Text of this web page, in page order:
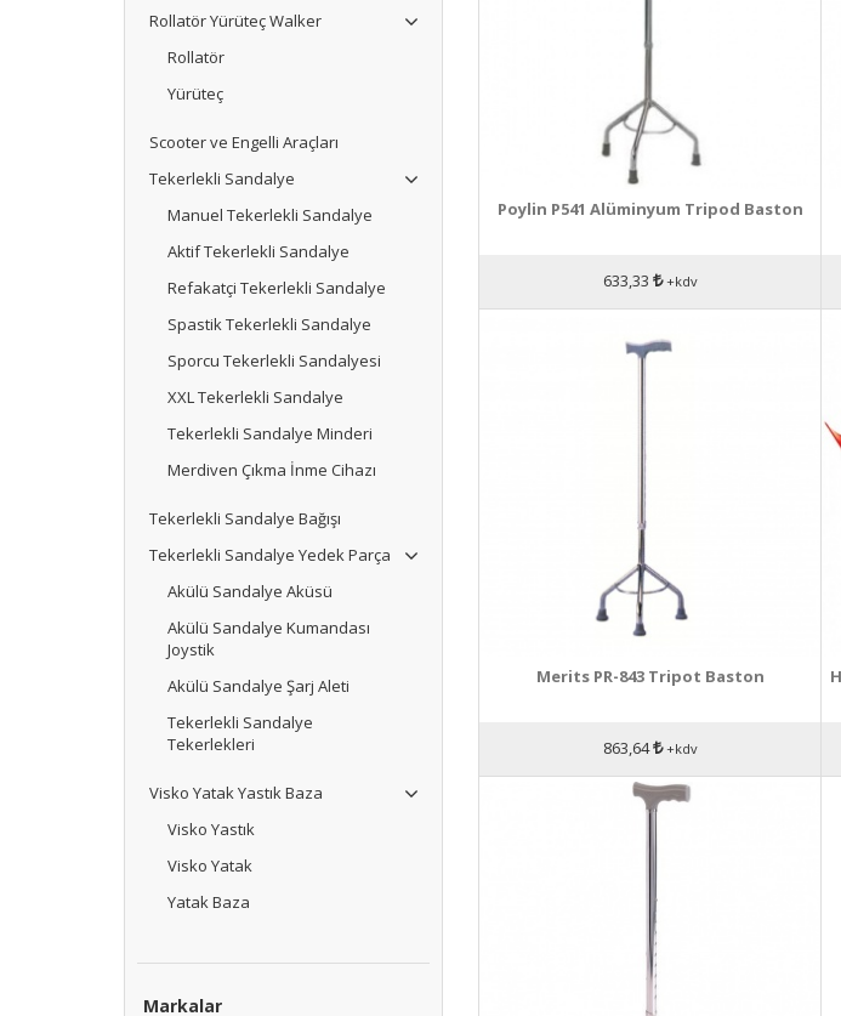
Rollatör Yürüteç Walker
Rollatör
Yürüteç
Scooter ve Engelli Araçları
Tekerlekli Sandalye
Manuel Tekerlekli Sandalye
Aktif Tekerlekli Sandalye
Refakatçi Tekerlekli Sandalye
Spastik Tekerlekli Sandalye
Sporcu Tekerlekli Sandalyesi
XXL Tekerlekli Sandalye
Tekerlekli Sandalye Minderi
Merdiven Çıkma İnme Cihazı
Tekerlekli Sandalye Bağışı
Tekerlekli Sandalye Yedek Parça
Akülü Sandalye Aküsü
Akülü Sandalye Kumandası
Joystik
Akülü Sandalye Şarj Aleti
Tekerlekli Sandalye
Tekerlekleri
Visko Yatak Yastık Baza
Visko Yastık
Visko Yatak
Yatak Baza
Markalar
Poylin P541 Alüminyum Tripod Baston
633,33 +kdv
Merits PR-843 Tripot Baston
863,64 +kdv